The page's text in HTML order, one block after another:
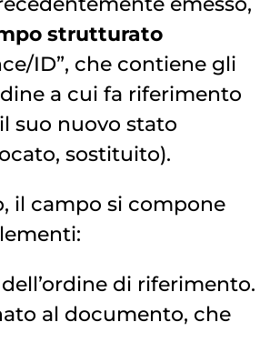
strutturato
ID”, che contiene gli
a cui fa riferimento
suo nuovo stato
sostituito).
il campo si compone
di riferimento.
al documento, che